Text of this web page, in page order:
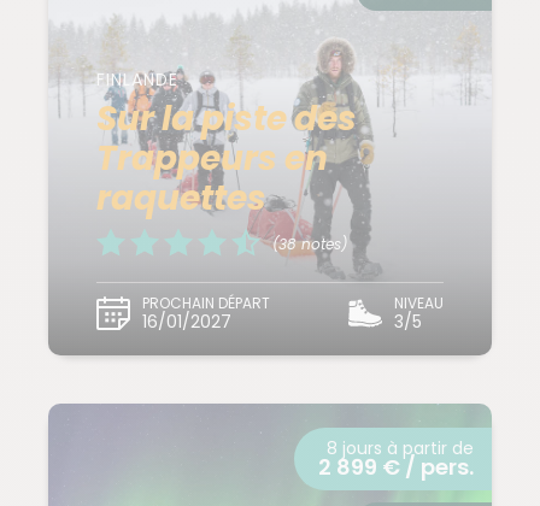
FINLANDE
Sur la piste des
Trappeurs en
raquettes
(38 notes)
PROCHAIN DÉPART
16/01/2027
NIVEAU
3/5
8 jours à partir de
2 899 € / pers.